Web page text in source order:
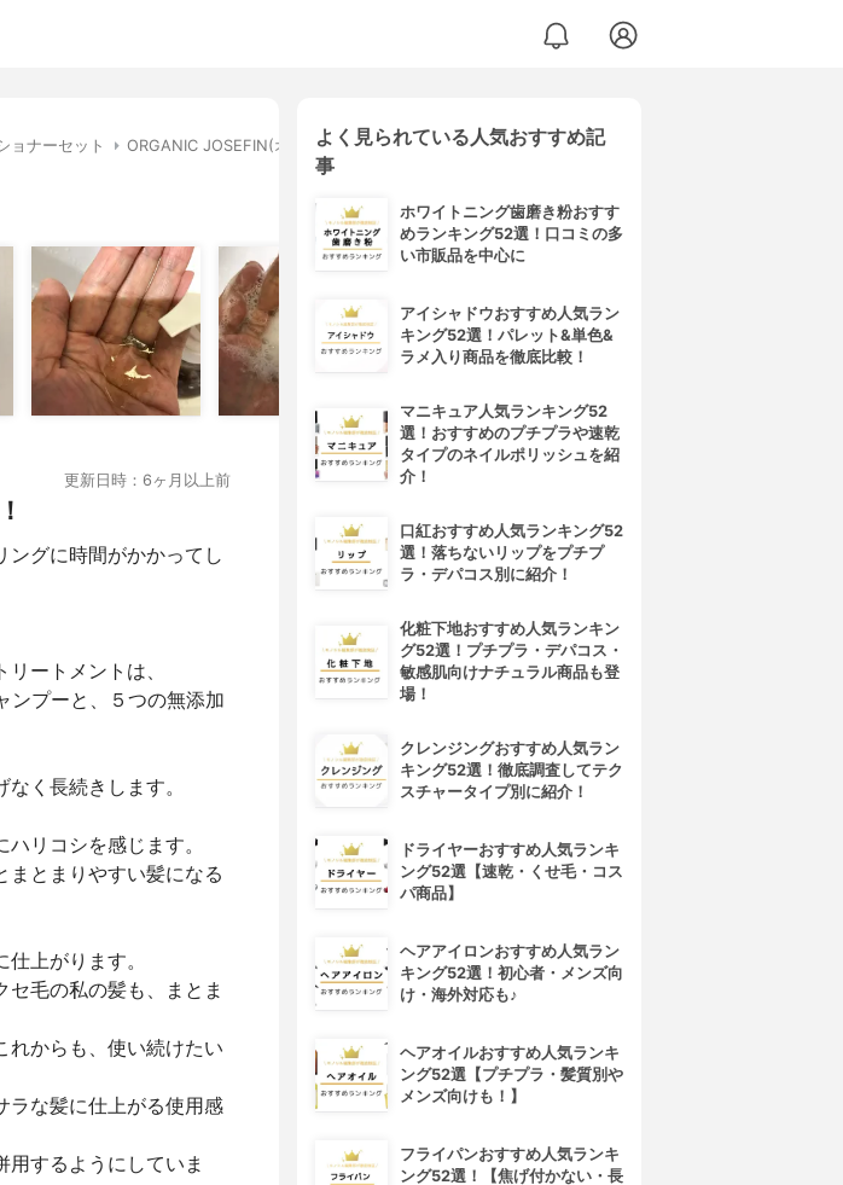
ョナーセット ORGANIC JOSEFIN(オーガニックジョセフィン) シャンプー／トリートメント
更新日時：6ヶ月以上前
ングに時間がかかってし
ートメントは、
ンプーと、５つの無添加
く長続きします。
リコシを感じます。
まとまりやすい髪になる
上がります。
毛の私の髪も、まとま
れからも、使い続けたい
ラな髪に仕上がる使用感
するようにしていま
よく見られている人気おすすめ記
事
ホワイトニング歯磨き粉おすす
めランキング52選！口コミの多
い市販品を中心に
アイシャドウおすすめ人気ラン
キング52選！パレット&単色&
ラメ入り商品を徹底比較！
マニキュア人気ランキング52
選！おすすめのプチプラや速乾
タイプのネイルポリッシュを紹
介！
口紅おすすめ人気ランキング52
選！落ちないリップをプチプ
ラ・デパコス別に紹介！
化粧下地おすすめ人気ランキン
グ52選！プチプラ・デパコス・
敏感肌向けナチュラル商品も登
場！
クレンジングおすすめ人気ラン
キング52選！徹底調査してテク
スチャータイプ別に紹介！
ドライヤーおすすめ人気ランキ
ング52選【速乾・くせ毛・コス
パ商品】
ヘアアイロンおすすめ人気ラン
キング52選！初心者・メンズ向
け・海外対応も♪
ヘアオイルおすすめ人気ランキ
ング52選【プチプラ・髪質別や
メンズ向けも！】
フライパンおすすめ人気ランキ
ング52選！【焦げ付かない・長